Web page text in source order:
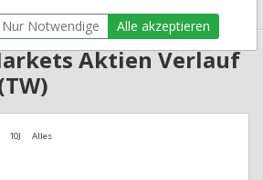
Aktien Verlauf
10J Alles
Nur Notwendige Alle akzeptieren